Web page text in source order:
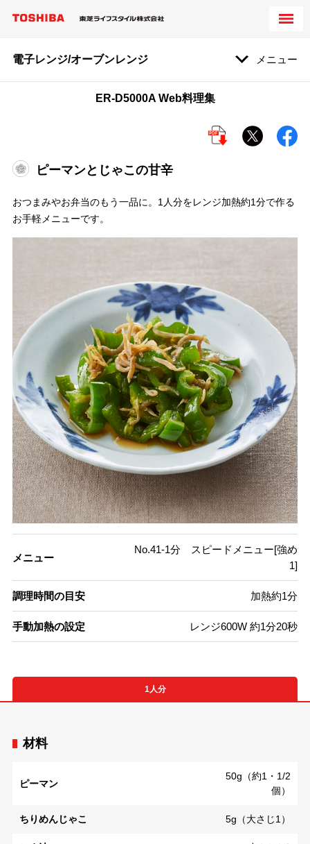
電子レンジ/オーブンレンジ メニュー
ER-D5000A Web料理集
ピーマンとじゃこの甘辛
おつまみやお弁当のもう一品に。1人分をレンジ加熱約1分で作る
お手軽メニューです。
メニュー
No.41-1分 スピードメニュー[強め
1]
調理時間の目安 加熱約1分
手動加熱の設定 レンジ600W 約1分20秒
1人分
材料
ピーマン
50g（約1・1/2
個）
ちりめんじゃこ 5g（大さじ1）